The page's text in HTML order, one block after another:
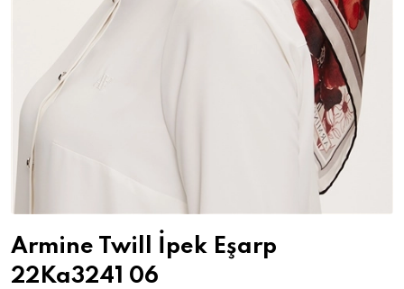
Armine Twill İpek Eşarp
22Ka3241 06